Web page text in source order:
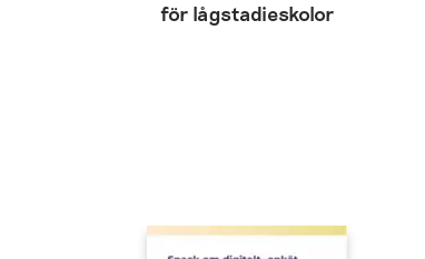
för lågstadieskolor